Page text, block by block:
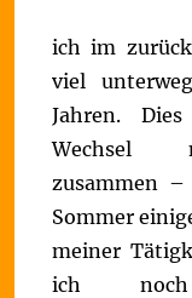
ich im
viel
Jahren.
Wechsel
zusammen
Sommer
meiner
ich